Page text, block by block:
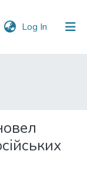
Log In (current)